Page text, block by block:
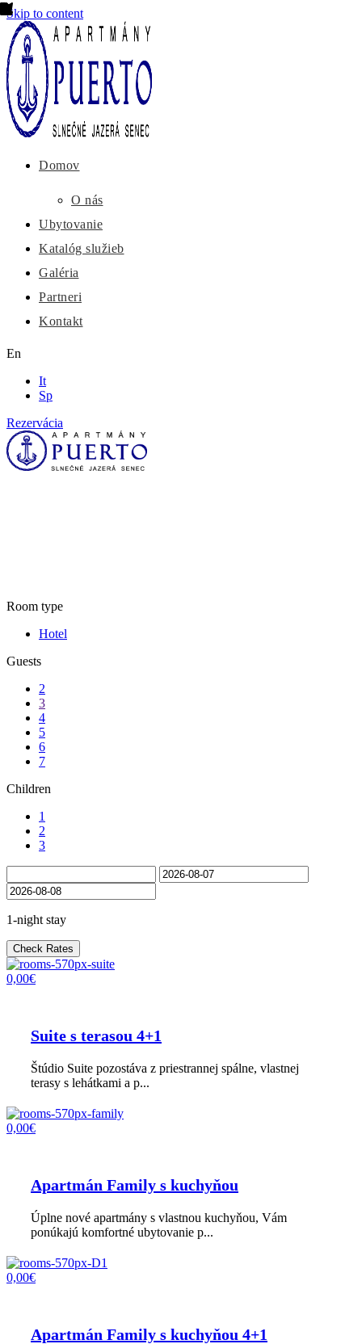
Skip to content
Domov
O nás
Ubytovanie
Katalóg služieb
Galéria
Partneri
Kontakt
En
It
Sp
Rezervácia
Room type
Hotel
Guests
2
3
4
5
6
7
Children
1
2
3
1-night stay
Check Rates
0,00€
Suite s terasou 4+1
Štúdio Suite pozostáva z priestrannej spálne, vlastnej
terasy s lehátkami a p...
0,00€
Apartmán Family s kuchyňou
Úplne nové apartmány s vlastnou kuchyňou, Vám
ponúkajú komfortné ubytovanie p...
0,00€
Apartmán Family s kuchyňou 4+1